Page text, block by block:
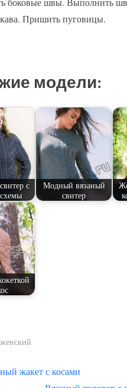
Пришить пуговицы.
модели:
с
Модный вязаный
свитер
жакет с косами